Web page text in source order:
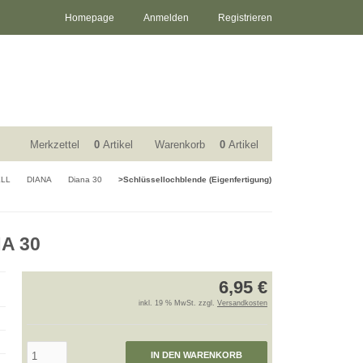
Registrieren
Anmelden
Homepage
Warenkorb 0 Artikel
Merkzettel 0 Artikel
DIANA Diana 30 >Schlüssellochblende (Eigenfertigung)
30
6,95 €
inkl. 19 % MwSt. zzgl. Versandkosten
IN DEN WARENKORB